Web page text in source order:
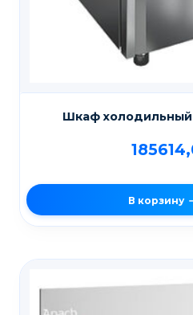
Шкаф холодильный
В корзину